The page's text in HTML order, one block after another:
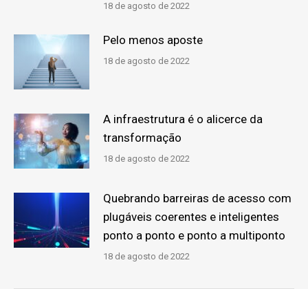
18 de agosto de 2022
Pelo menos aposte
18 de agosto de 2022
A infraestrutura é o alicerce da
transformação
18 de agosto de 2022
Quebrando barreiras de acesso com
plugáveis coerentes e inteligentes
ponto a ponto e ponto a multiponto
18 de agosto de 2022